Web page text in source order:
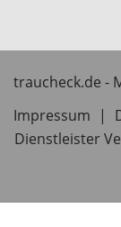
traucheck.de -
Impressum
|
Dienstleister